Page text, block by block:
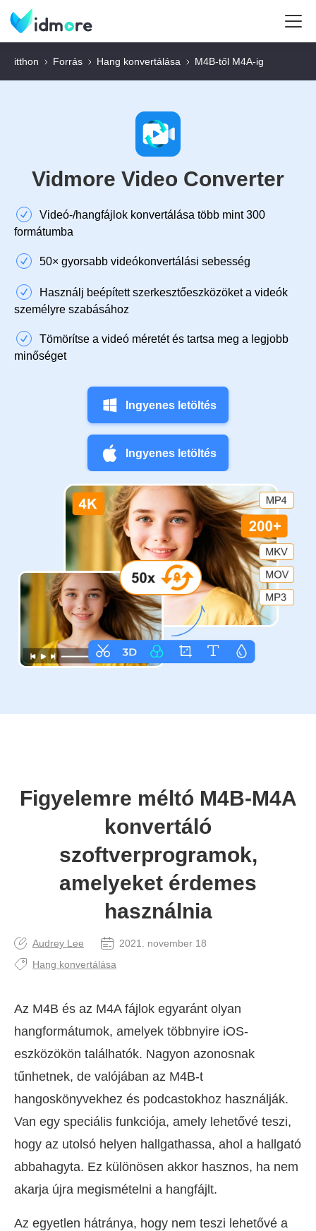
itthon Forrás Hang konvertálása M4B-től M4A-ig
Vidmore Video Converter
Videó-/hangfájlok konvertálása több mint 300
formátumba
50× gyorsabb videókonvertálási sebesség
Használj beépített szerkesztőeszközöket a videók
személyre szabásához
Tömörítse a videó méretét és tartsa meg a legjobb
minőséget
Ingyenes letöltés
Ingyenes letöltés
Figyelemre méltó M4B-M4A
konvertáló
szoftverprogramok,
amelyeket érdemes
használnia
Audrey Lee
2021. november 18
Hang konvertálása
Az M4B és az M4A fájlok egyaránt olyan
hangformátumok, amelyek többnyire iOS-
eszközökön találhatók. Nagyon azonosnak
tűnhetnek, de valójában az M4B-t
hangoskönyvekhez és podcastokhoz használják.
Van egy speciális funkciója, amely lehetővé teszi,
hogy az utolsó helyen hallgathassa, ahol a hallgató
abbahagyta. Ez különösen akkor hasznos, ha nem
akarja újra megismételni a hangfájlt.
Az egyetlen hátránya, hogy nem teszi lehetővé a